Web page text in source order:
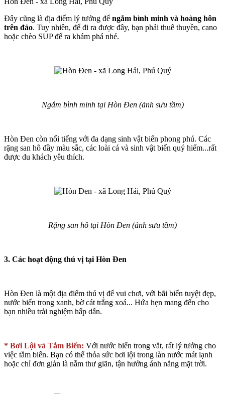
Đây cũng là địa điểm lý tưởng để ngắm bình minh và hoàng hôn
trên đảo. Tuy nhiên, để đi ra được đây, bạn phải thuê thuyền, cano
hoặc chèo SUP để ra khám phá nhé.
Ngắm bình minh tại Hòn Đen (ảnh sưu tầm)
Hòn Đen còn nổi tiếng với đa dạng sinh vật biển phong phú. Các
rặng san hô đầy màu sắc, các loài cá và sinh vật biển quý hiếm...rất
được du khách yêu thích.
Rặng san hô tại Hòn Đen (ảnh sưu tầm)
3. Các hoạt động thú vị tại Hòn Đen
Hòn Đen là một địa điểm thú vị để vui chơi, với bãi biển tuyệt đẹp,
nước biển trong xanh, bờ cát trắng xoá... Hứa hẹn mang đến cho
bạn nhiều trải nghiệm hấp dẫn.
* Bơi Lội và Tắm Biển: Với nước biển trong vắt, rất lý tưởng cho
việc tắm biển. Bạn có thể thỏa sức bơi lội trong làn nước mát lạnh
hoặc chỉ đơn giản là nằm thư giãn, tận hưởng ánh nắng mặt trời.